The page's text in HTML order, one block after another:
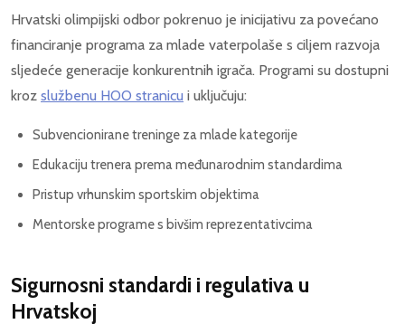
Hrvatski olimpijski odbor pokrenuo je inicijativu za povećano
financiranje programa za mlade vaterpolaše s ciljem razvoja
sljedeće generacije konkurentnih igrača. Programi su dostupni
kroz službenu HOO stranicu i uključuju:
Subvencionirane treninge za mlade kategorije
Edukaciju trenera prema međunarodnim standardima
Pristup vrhunskim sportskim objektima
Mentorske programe s bivšim reprezentativcima
Sigurnosni standardi i regulativa u
Hrvatskoj